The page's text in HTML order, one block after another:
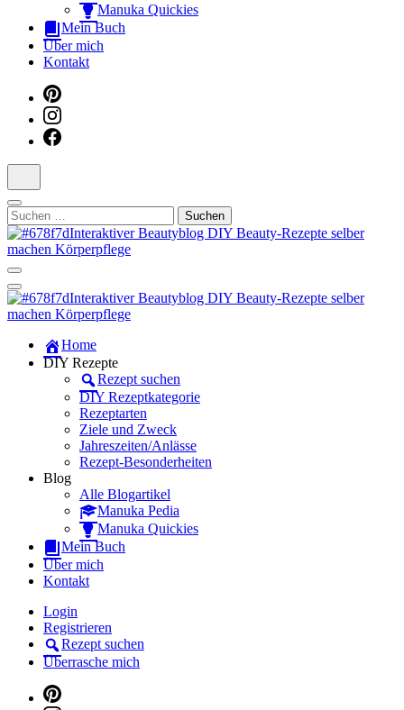
Manuka Quickies
Mein Buch
Über mich
Kontakt
Suchen
nach:
Manuka Magic – Natürlich schön:
Dein interaktiver DIY Beautyblog
Manuka Magic – Natürlich schön:
Dein interaktiver DIY Beautyblog
Dein persönlicher interaktiver DIY Beautyblog
Home
DIY Rezepte
Rezept suchen
DIY Rezeptkategorie
Rezeptarten
Ziele und Zweck
Jahreszeiten/Anlässe
Rezept-Besonderheiten
Blog
Alle Blogartikel
Manuka Pedia
Manuka Quickies
Mein Buch
Über mich
Kontakt
Login
Registrieren
Rezept suchen
Überrasche mich